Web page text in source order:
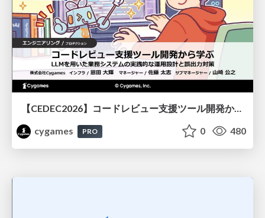
【CEDEC2026】コードレビュー支援ツール開発から学ぶ：LLMを用いた業務システムの実践的な運用設計と誤出力対策
cygames
PRO 0 480